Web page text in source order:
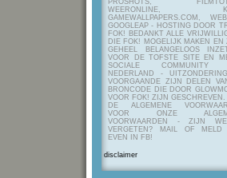
PROSHOTS,
WEERONLINE,
GAMEWALLPAPERS.COM,
GOOGLEAP - HOSTING DOOR
FOK! BEDANKT ALLE
DIE FOK! MOGELIJK MAKEN EN
GEHEEL BELANGELOOS
VOOR DE TOFSTE SITE EN
SOCIALE COMMUNITY
NEDERLAND -
VOORGAANDE ZIJN DELEN
BRONCODE DIE DOOR
VOOR FOK! ZIJN GESCHREVEN.
DE ALGEMENE
VOOR ONZE
VOORWAARDEN - ZIJN
VERGETEN? MAIL OF MELD
EVEN IN FB!
disclaimer